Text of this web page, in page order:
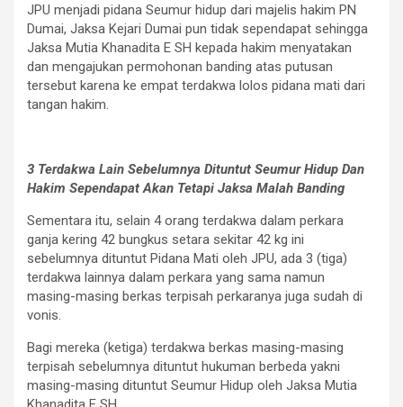
JPU menjadi pidana Seumur hidup dari majelis hakim PN
Dumai, Jaksa Kejari Dumai pun tidak sependapat sehingga
Jaksa Mutia Khanadita E SH kepada hakim menyatakan
dan mengajukan permohonan banding atas putusan
tersebut karena ke empat terdakwa lolos pidana mati dari
tangan hakim.
3 Terdakwa Lain Sebelumnya Dituntut Seumur Hidup Dan
Hakim Sependapat Akan Tetapi Jaksa Malah Banding
Sementara itu, selain 4 orang terdakwa dalam perkara
ganja kering 42 bungkus setara sekitar 42 kg ini
sebelumnya dituntut Pidana Mati oleh JPU, ada 3 (tiga)
terdakwa lainnya dalam perkara yang sama namun
masing-masing berkas terpisah perkaranya juga sudah di
vonis.
Bagi mereka (ketiga) terdakwa berkas masing-masing
terpisah sebelumnya dituntut hukuman berbeda yakni
masing-masing dituntut Seumur Hidup oleh Jaksa Mutia